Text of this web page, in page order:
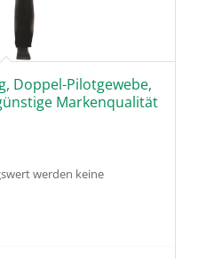
Doppel-Pilotgewebe,
Markenqualität
werden keine